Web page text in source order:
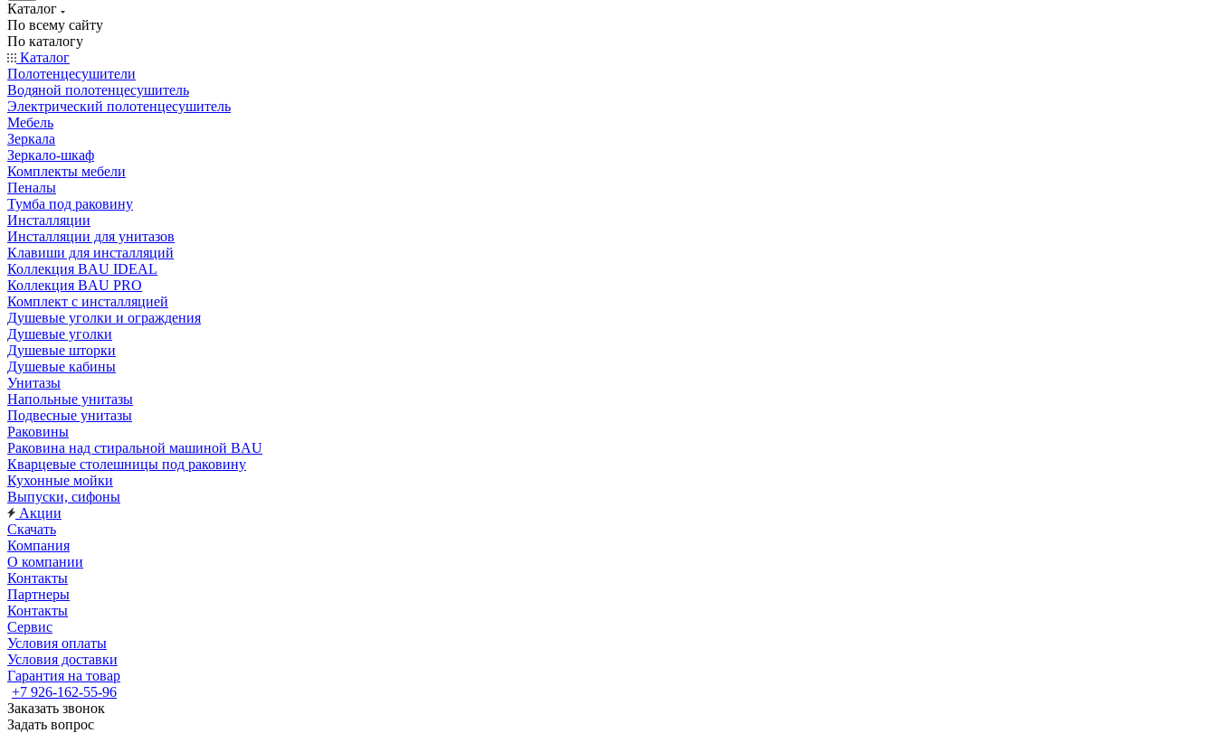
Каталог
По всему сайту
По каталогу
Каталог
Полотенцесушители
Водяной полотенцесушитель
Электрический полотенцесушитель
Мебель
Зеркала
Зеркало-шкаф
Комплекты мебели
Пеналы
Тумба под раковину
Инсталляции
Инсталляции для унитазов
Клавиши для инсталляций
Коллекция BAU IDEAL
Коллекция BAU PRO
Комплект с инсталляцией
Душевые уголки и ограждения
Душевые уголки
Душевые шторки
Душевые кабины
Унитазы
Напольные унитазы
Подвесные унитазы
Раковины
Раковина над стиральной машиной BAU
Кварцевые столешницы под раковину
Кухонные мойки
Выпуски, сифоны
Акции
Скачать
Компания
О компании
Контакты
Партнеры
Контакты
Сервис
Условия оплаты
Условия доставки
Гарантия на товар
+7 926-162-55-96
Заказать звонок
Задать вопрос